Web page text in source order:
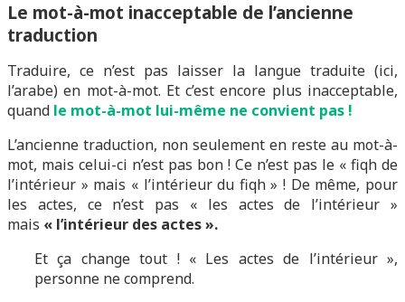
Le mot-à-mot inacceptable de l’ancienne
traduction
Traduire, ce n’est pas laisser la langue traduite (ici,
l’arabe) en mot-à-mot. Et c’est encore plus inacceptable,
quand le mot-à-mot lui-même ne convient pas !
L’ancienne traduction, non seulement en reste au mot-à-
mot, mais celui-ci n’est pas bon ! Ce n’est pas le « fiqh de
l’intérieur » mais « l’intérieur du fiqh » ! De même, pour
les actes, ce n’est pas « les actes de l’intérieur »
mais « l’intérieur des actes ».
Et ça change tout ! « Les actes de l’intérieur »,
personne ne comprend.